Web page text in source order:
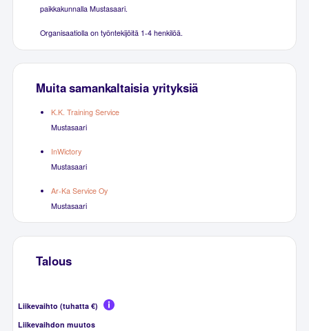
paikkakunnalla Mustasaari.
Organisaatiolla on työntekijöitä 1-4 henkilöä.
Muita samankaltaisia yrityksiä
K.K. Training Service
Mustasaari
InWictory
Mustasaari
Ar-Ka Service Oy
Mustasaari
Talous
Liikevaihto (tuhatta €)
Liikevaihdon muutos